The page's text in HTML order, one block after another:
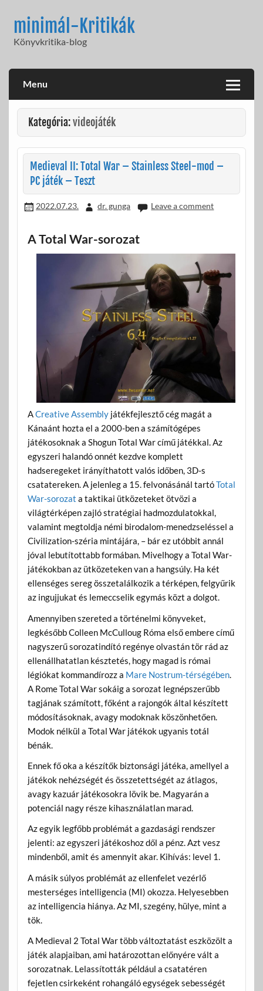
contentminimál-Kritikák
Könyvkritika-blog
Menu
Kategória:videojáték
Medieval II: Total War – Stainless Steel-mod –
PC játék – Teszt
2022.07.23. dr. gunga Leave a comment
A Total War-sorozat
ACreative Assemblyjátékfejlesztő cég magát a
Kánaánt hozta el a 2000-ben a számítógépes
játékosoknak a Shogun Total War című játékkal. Az
egyszeri halandó onnét kezdve komplett
hadseregeket irányíthatott valós időben, 3D-s
csatatereken. A jelenleg a 15. felvonásánál tartóTotal
War-sorozat a taktikai ütközeteket ötvözi a
világtérképen zajló stratégiai hadmozdulatokkal,
valamint megtoldja némi birodalom-menedzseléssel a
Civilization-széria mintájára, – bár ez utóbbit annál
jóval lebutítottabb formában. Mivelhogy a Total War-
játékokban az ütközeteken van a hangsúly. Ha két
ellenséges sereg összetalálkozik a térképen, felgyűrik
az ingujjukat és lemeccselik egymás közt a dolgot.
Amennyiben szereted a történelmi könyveket,
legkésőbb Colleen McCulloug Róma első embere című
nagyszerű sorozatindító regénye olvastán tör rád az
ellenállhatatlan késztetés, hogy magad is római
légiókat kommandírozz a Mare Nostrum-térségében.
A Rome Total War sokáig a sorozat legnépszerűbb
tagjának számított, főként a rajongók által készített
módosításoknak, avagy modoknak köszönhetően.
Modok nélkül a Total War játékok ugyanis totál
bénák.
Ennek fő oka a készítők biztonsági játéka, amellyel a
játékok nehézségét és összetettségét az átlagos,
avagy kazuár játékosokra lövik be. Magyarán a
potenciál nagy része kihasználatlan marad.
Az egyik legfőbb problémát a gazdasági rendszer
jelenti: az egyszeri játékoshoz dől a pénz. Azt vesz
mindenből, amit és amennyit akar. Kihívás: level 1.
A másik súlyos problémát az ellenfelet vezérlő
mesterséges intelligencia (MI) okozza. Helyesebben
az intelligencia hiánya. Az MI, szegény, hülye, mint a
tök.
A Medieval 2 Total War több változtatást eszközölt a
játék alapjaiban, ami határozottan előnyére vált a
sorozatnak. Lelassították például a csatatéren
fejetlen csirkeként rohangáló egységek sebességét